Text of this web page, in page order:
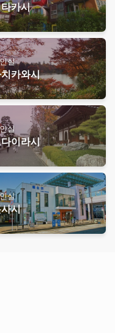
카시
실
카와시
실
이라시
실
시